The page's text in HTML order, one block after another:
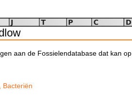
aan de Fossielendatabase dat kan op
Bacteriën